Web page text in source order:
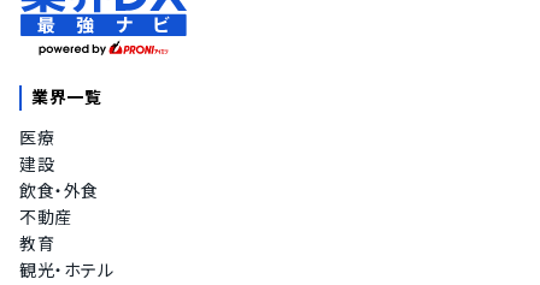
業界一覧
医療
建設
飲食・外食
不動産
教育
観光・ホテル